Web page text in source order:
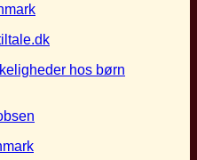
hos børn